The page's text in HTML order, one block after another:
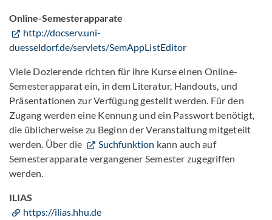
Online-Semesterapparate
http://docserv.uni-
duesseldorf.de/servlets/SemAppListEditor
Viele Dozierende richten für ihre Kurse einen Online-
Semesterapparat ein, in dem Literatur, Handouts, und
Präsentationen zur Verfügung gestellt werden. Für den
Zugang werden eine Kennung und ein Passwort benötigt,
die üblicherweise zu Beginn der Veranstaltung mitgeteilt
werden. Über die
Suchfunktion kann auch auf
Semesterapparate vergangener Semester zugegriffen
werden.
ILIAS
https://ilias.hhu.de